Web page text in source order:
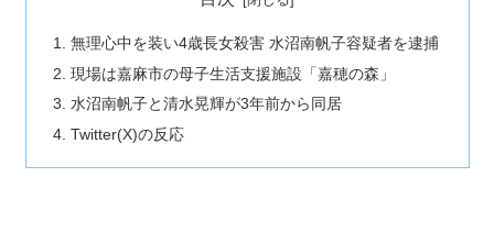
無理心中を装い4歳長女殺害 水沼南帆子容疑者を逮捕
現場は嘉麻市の母子生活支援施設「嘉穂の森」
水沼南帆子と清水晃輝が3年前から同居
Twitter(X)の反応